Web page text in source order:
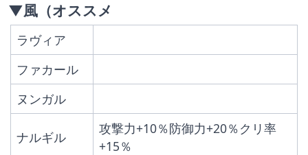
▼風（オススメ
ラヴィア
ファカール
ヌンガル
ナルギル
攻撃力+10％防御力+20％クリ率
+15％